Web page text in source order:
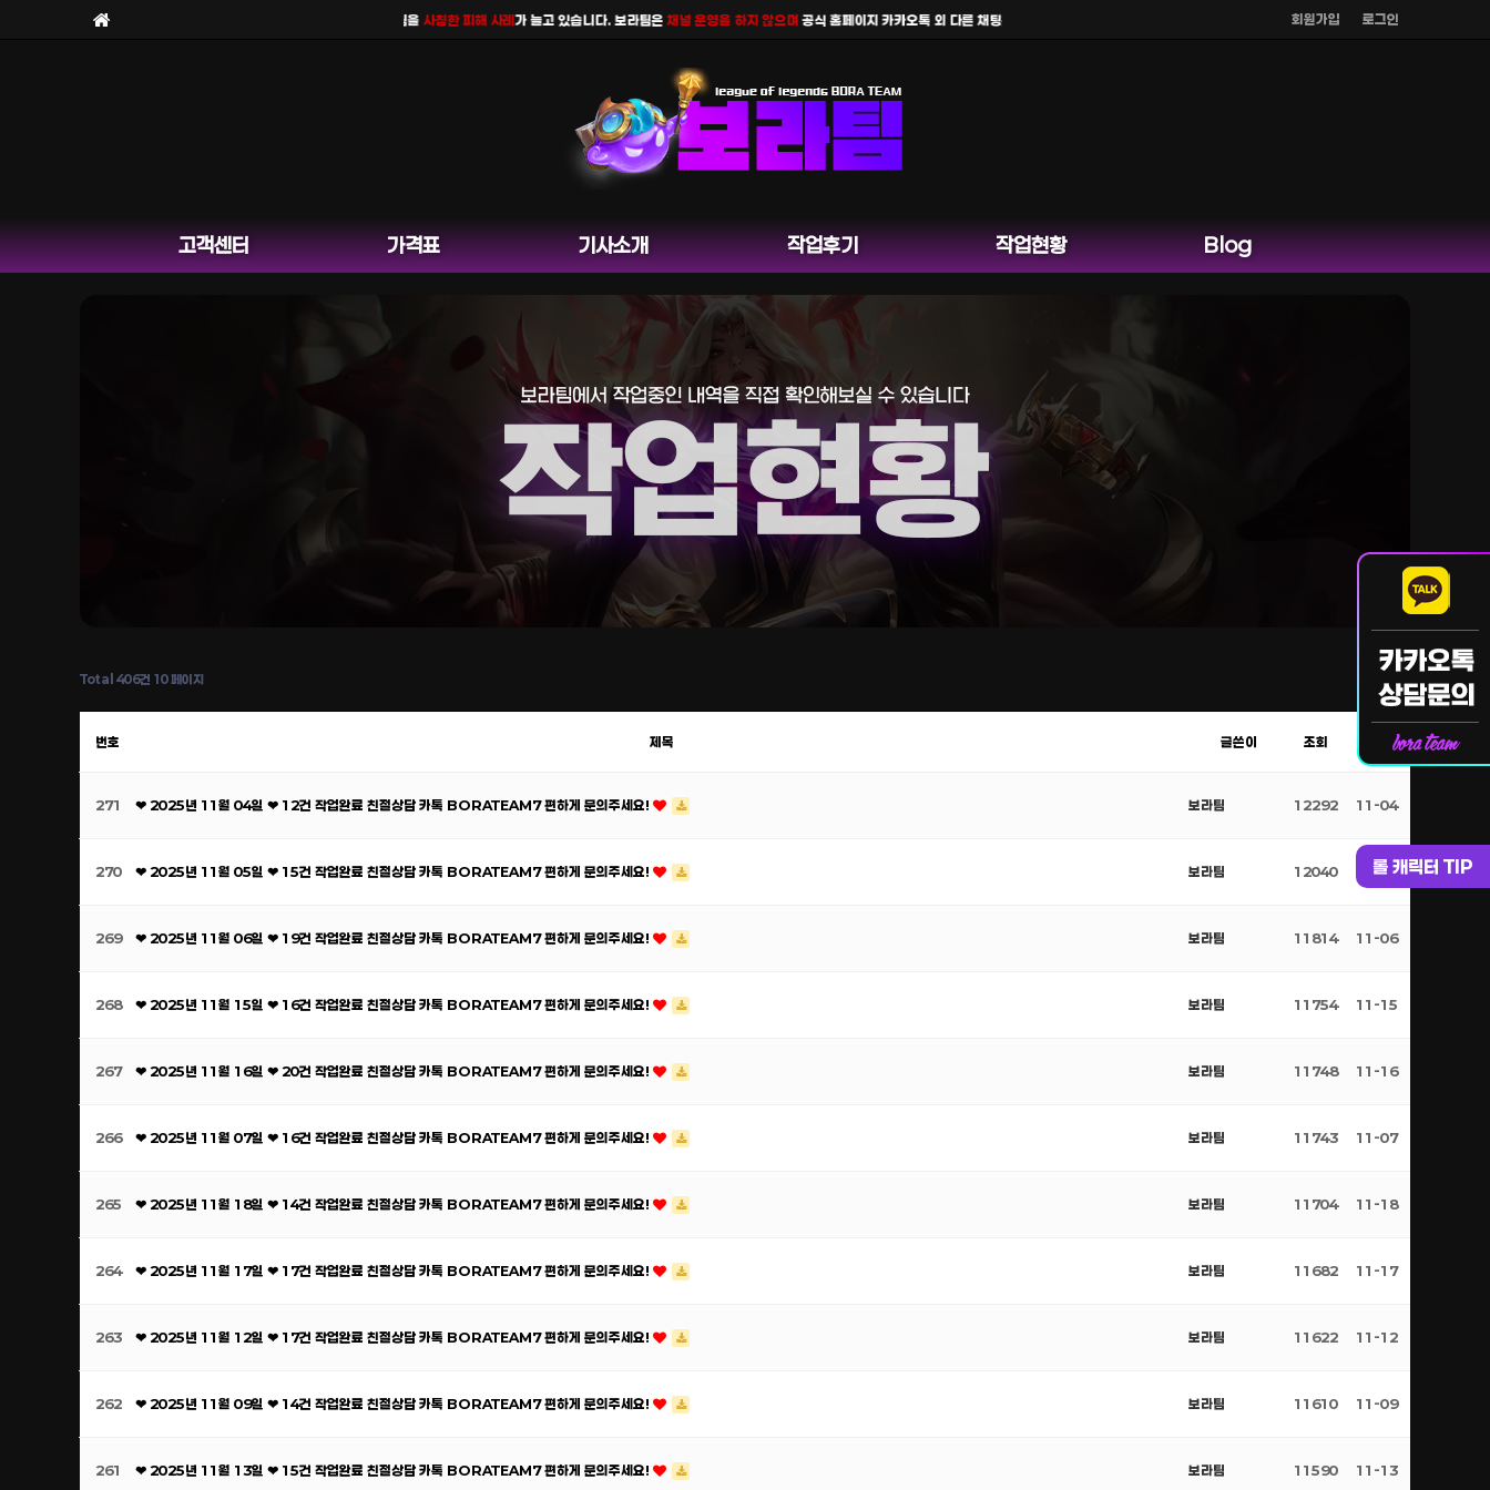
회원가입 로그인
사칭한 피해 사례가 늘고 있습니다. 보라팀은채널 운영을 하지 않으며공식 홈페이지 카카오톡 외 다른 채팅은 운영하지 않습니다.
롤 캐릭터 TIP
고객센터 가격표 기사소개 작업후기 작업현황 Blog
Total 406건 10 페이지
번호 제목 글쓴이 조회
271 ❤ 2025년 11월 04일 ❤ 12건 작업완료 친절상담 카톡 BORATEAM7 편하게 문의주세요! 보라팀 12292 11-04
270 ❤ 2025년 11월 05일 ❤ 15건 작업완료 친절상담 카톡 BORATEAM7 편하게 문의주세요! 보라팀 12040 11-05
269 ❤ 2025년 11월 06일 ❤ 19건 작업완료 친절상담 카톡 BORATEAM7 편하게 문의주세요! 보라팀 11814 11-06
268 ❤ 2025년 11월 15일 ❤ 16건 작업완료 친절상담 카톡 BORATEAM7 편하게 문의주세요! 보라팀 11754 11-15
267 ❤ 2025년 11월 16일 ❤ 20건 작업완료 친절상담 카톡 BORATEAM7 편하게 문의주세요! 보라팀 11748 11-16
266 ❤ 2025년 11월 07일 ❤ 16건 작업완료 친절상담 카톡 BORATEAM7 편하게 문의주세요! 보라팀 11743 11-07
265 ❤ 2025년 11월 18일 ❤ 14건 작업완료 친절상담 카톡 BORATEAM7 편하게 문의주세요! 보라팀 11704 11-18
264 ❤ 2025년 11월 17일 ❤ 17건 작업완료 친절상담 카톡 BORATEAM7 편하게 문의주세요! 보라팀 11682 11-17
263 ❤ 2025년 11월 12일 ❤ 17건 작업완료 친절상담 카톡 BORATEAM7 편하게 문의주세요! 보라팀 11622 11-12
262 ❤ 2025년 11월 09일 ❤ 14건 작업완료 친절상담 카톡 BORATEAM7 편하게 문의주세요! 보라팀 11610 11-09
261 ❤ 2025년 11월 13일 ❤ 15건 작업완료 친절상담 카톡 BORATEAM7 편하게 문의주세요! 보라팀 11590 11-13